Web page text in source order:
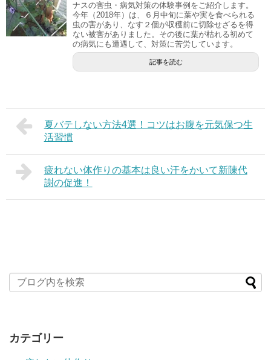
ナスの害虫・病気対策の体験事例をご紹介します。
今年（2018年）は、６月中旬に葉や実を食べられる
虫の害があり、なす２個が収穫前に切除せざるを得
ない被害がありました。その後に葉が枯れる初めて
の病気にも遭遇して、対策に苦労しています。
記事を読む
夏バテしない方法4選！コツはお腹を元気保つ生
活習慣
疲れない体作りの基本は良い汗をかいて新陳代
謝の促進！
カテゴリー